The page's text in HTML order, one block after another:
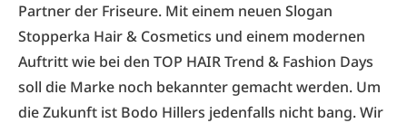
Partner der Friseure. Mit einem neuen Slogan
Stopperka Hair & Cosmetics und einem modernen
Auftritt wie bei den TOP HAIR Trend & Fashion Days
soll die Marke noch bekannter gemacht werden. Um
die Zukunft ist Bodo Hillers jedenfalls nicht bang. Wir